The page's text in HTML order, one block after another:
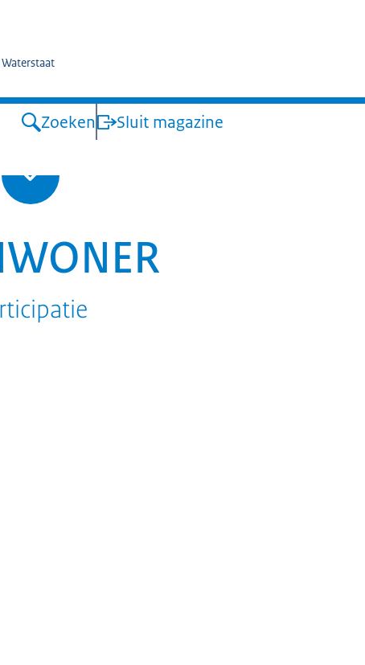
Zoeken Sluit magazine